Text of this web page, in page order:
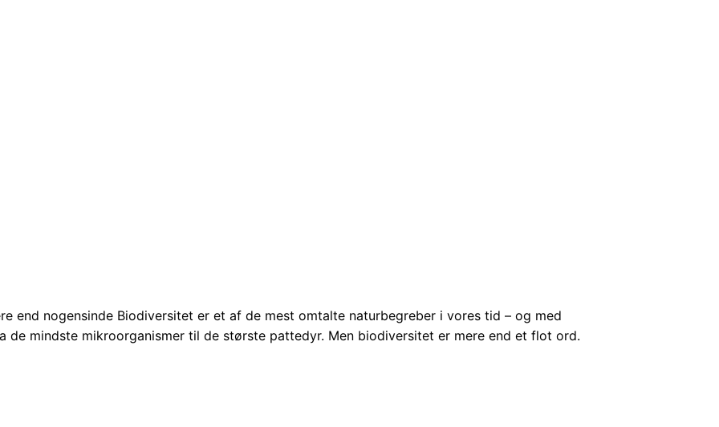
end nogensinde Biodiversitet er et af de mest omtalte naturbegreber i vores tid – og med
de mindste mikroorganismer til de største pattedyr. Men biodiversitet er mere end et flot ord.